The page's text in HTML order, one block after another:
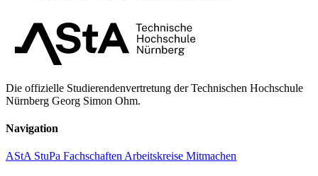
Die offizielle Studierendenvertretung der Technischen Hochschule
Nürnberg Georg Simon Ohm.
Navigation
AStA StuPa Fachschaften Arbeitskreise Mitmachen